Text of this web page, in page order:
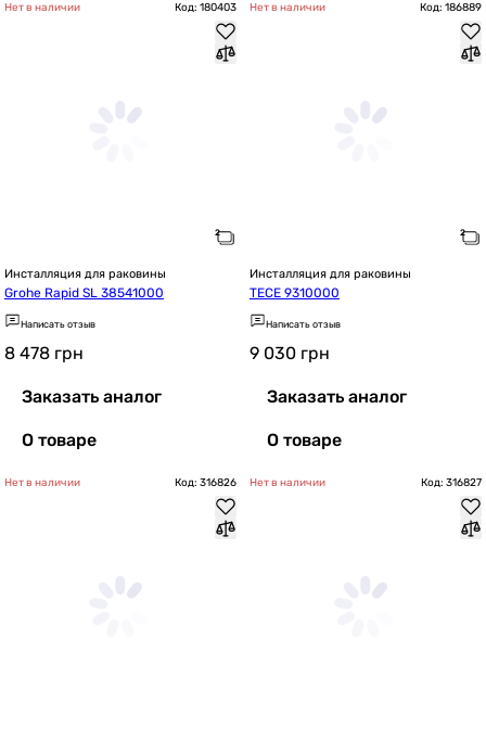
Нет в наличии Код: 180403
Инсталляция для раковины
Grohe Rapid SL 38541000
Написать отзыв
8 478 грн
Заказать аналог
О товаре
Нет в наличии Код: 186889
Инсталляция для раковины
TECE 9310000
Написать отзыв
9 030 грн
Заказать аналог
О товаре
Нет в наличии Код: 316826 Нет в наличии Код: 316827